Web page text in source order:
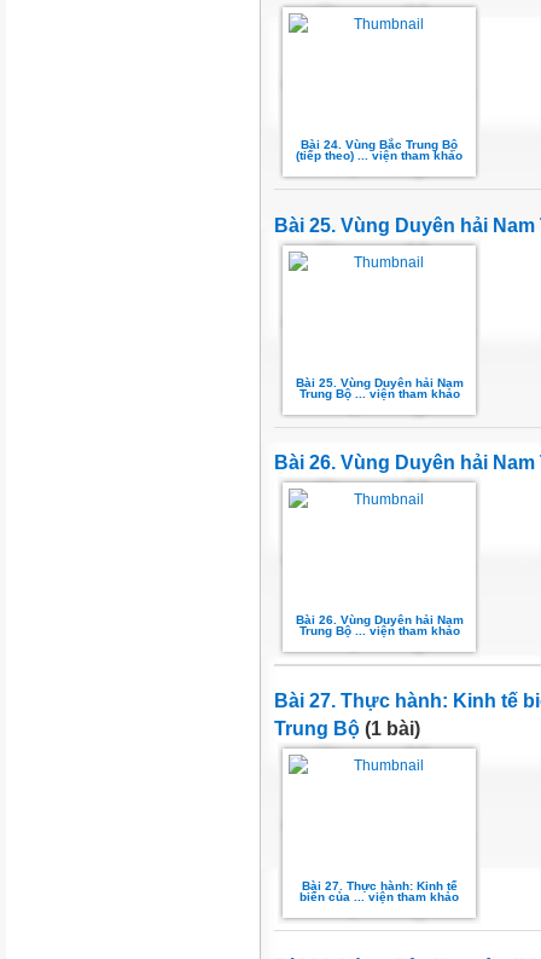
Bài 24. Vùng Bắc Trung Bộ
(tiếp theo) ... viện tham khảo
Bài 25. Vùng Duyên hải
Bài 25. Vùng Duyên hải Nam
Trung Bộ ... viện tham khảo
Bài 26. Vùng Duyên hải
Bài 26. Vùng Duyên hải Nam
Trung Bộ ... viện tham khảo
Bài 27. Thực hành: Kinh tế
Trung Bộ (1 bài)
Bài 27. Thực hành: Kinh tế
biển của ... viện tham khảo